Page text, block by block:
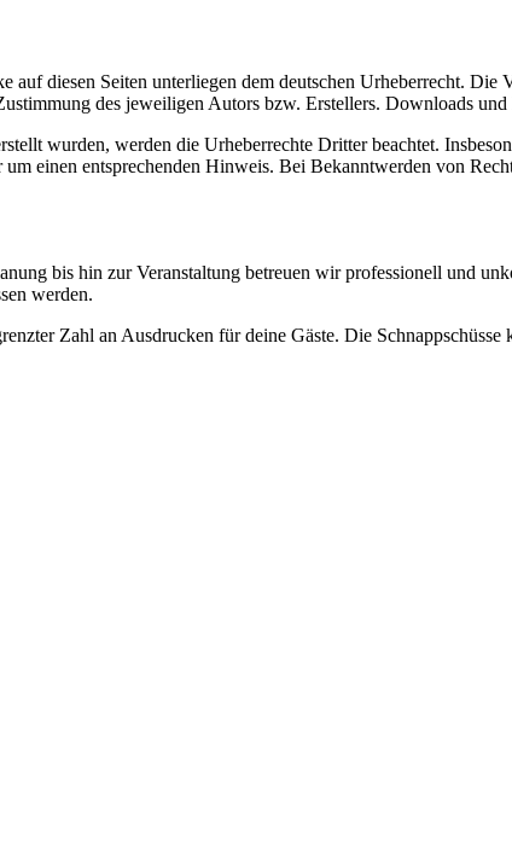
auf diesen Seiten unterliegen dem deutschen Urheberrecht.
des jeweiligen Autors bzw. Erstellers. Downloads
wurden, werden die Urheberrechte Dritter beachtet.
einen entsprechenden Hinweis. Bei Bekanntwerden von
bis hin zur Veranstaltung betreuen wir professionell und
werden.
Zahl an Ausdrucken für deine Gäste. Die